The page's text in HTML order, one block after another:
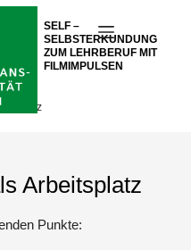
SELF –
SELBSTERKUNDUNG
ZUM LEHRBERUF MIT
FILMIMPULSEN
Arbeitsplatz
Punkte: